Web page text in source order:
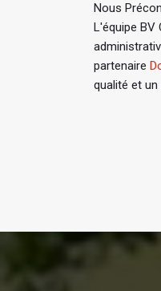
Nous
L'équipe
partenaire
qualité et